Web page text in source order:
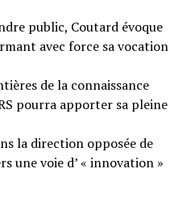
public, Coutard évoque
avec force sa vocation
de la connaissance
pourra apporter sa pleine
la direction opposée de
une voie d’ « innovation »